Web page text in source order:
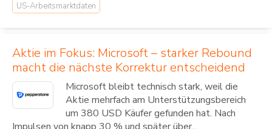
US-Arbeitsmarktdaten
Aktie im Fokus: Microsoft – starker Rebound
macht die nächste Korrektur entscheidend
Microsoft bleibt technisch stark, weil die
Aktie mehrfach am Unterstützungsbereich
um 380 USD Käufer gefunden hat. Nach